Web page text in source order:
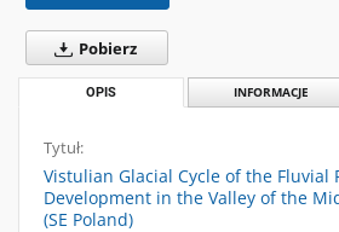
Pobierz
OPIS INFORMACJE
Tytuł:
Vistulian Glacial Cycle of the Fluvial
Development in the Valley of the
(SE Poland)